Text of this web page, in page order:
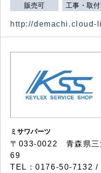
販売可 工事・取
http://demachi.cloud-
ミサワパーツ
〒033-0022 青森県三
69
TEL：0176-50-7132 /